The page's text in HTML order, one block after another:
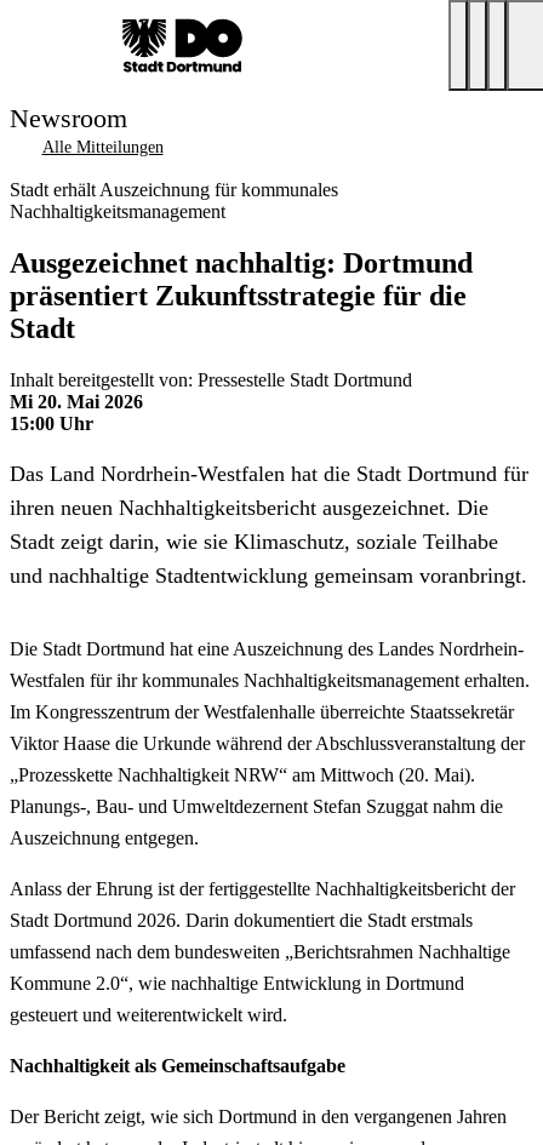
Newsroom
Alle Mitteilungen
Stadt erhält Auszeichnung für kommunales
Nachhaltigkeitsmanagement
Ausgezeichnet nachhaltig: Dortmund
präsentiert Zukunftsstrategie für die
Stadt
Inhalt bereitgestellt von: Pressestelle Stadt Dortmund
Mi 20. Mai 2026
15:00 Uhr
Das Land Nordrhein-Westfalen hat die Stadt Dortmund für
ihren neuen Nachhaltigkeitsbericht ausgezeichnet. Die
Stadt zeigt darin, wie sie Klimaschutz, soziale Teilhabe
und nachhaltige Stadtentwicklung gemeinsam voranbringt.
Die Stadt Dortmund hat eine Auszeichnung des Landes Nordrhein-
Westfalen für ihr kommunales Nachhaltigkeitsmanagement erhalten.
Im Kongresszentrum der Westfalenhalle überreichte Staatssekretär
Viktor Haase die Urkunde während der Abschlussveranstaltung der
„Prozesskette Nachhaltigkeit NRW“ am Mittwoch (20. Mai).
Planungs-, Bau- und Umweltdezernent Stefan Szuggat nahm die
Auszeichnung entgegen.
Anlass der Ehrung ist der fertiggestellte Nachhaltigkeitsbericht der
Stadt Dortmund 2026. Darin dokumentiert die Stadt erstmals
umfassend nach dem bundesweiten „Berichtsrahmen Nachhaltige
Kommune 2.0“, wie nachhaltige Entwicklung in Dortmund
gesteuert und weiterentwickelt wird.
Nachhaltigkeit als Gemeinschaftsaufgabe
Der Bericht zeigt, wie sich Dortmund in den vergangenen Jahren